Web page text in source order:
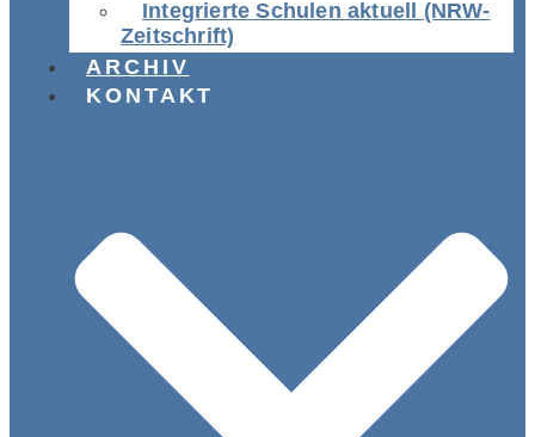
Integrierte Schulen aktuell (NRW-
Zeitschrift)
ARCHIV
KONTAKT